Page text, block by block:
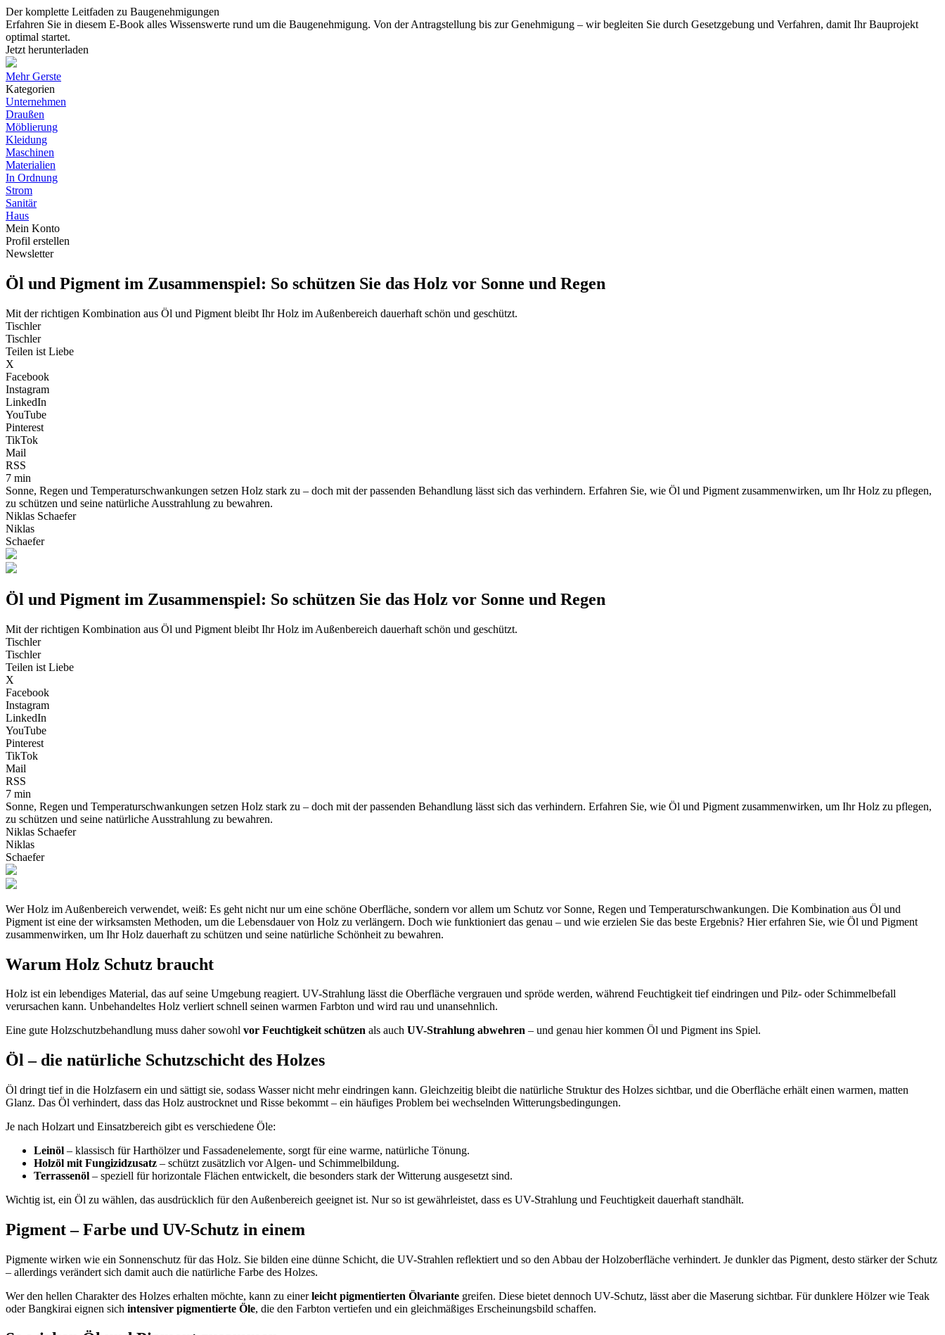
Der komplette Leitfaden zu Baugenehmigungen
Erfahren Sie in diesem E-Book alles Wissenswerte rund um die Baugenehmigung. Von der Antragstellung bis zur Genehmigung – wir begleiten Sie durch Gesetzgebung und Verfahren, damit Ihr Bauprojekt
optimal startet.
Jetzt herunterladen
Mehr Gerste
Kategorien
Unternehmen
Draußen
Möblierung
Kleidung
Maschinen
Materialien
In Ordnung
Strom
Sanitär
Haus
Mein Konto
Profil erstellen
Newsletter
Öl und Pigment im Zusammenspiel: So schützen Sie das Holz vor Sonne und Regen
Mit der richtigen Kombination aus Öl und Pigment bleibt Ihr Holz im Außenbereich dauerhaft schön und geschützt.
Tischler
Tischler
Teilen ist Liebe
X
Facebook
Instagram
LinkedIn
YouTube
Pinterest
TikTok
Mail
RSS
7 min
Sonne, Regen und Temperaturschwankungen setzen Holz stark zu – doch mit der passenden Behandlung lässt sich das verhindern. Erfahren Sie, wie Öl und Pigment zusammenwirken, um Ihr Holz zu pflegen,
zu schützen und seine natürliche Ausstrahlung zu bewahren.
Niklas Schaefer
Niklas
Schaefer
Öl und Pigment im Zusammenspiel: So schützen Sie das Holz vor Sonne und Regen
Mit der richtigen Kombination aus Öl und Pigment bleibt Ihr Holz im Außenbereich dauerhaft schön und geschützt.
Tischler
Tischler
Teilen ist Liebe
X
Facebook
Instagram
LinkedIn
YouTube
Pinterest
TikTok
Mail
RSS
7 min
Sonne, Regen und Temperaturschwankungen setzen Holz stark zu – doch mit der passenden Behandlung lässt sich das verhindern. Erfahren Sie, wie Öl und Pigment zusammenwirken, um Ihr Holz zu pflegen,
zu schützen und seine natürliche Ausstrahlung zu bewahren.
Niklas Schaefer
Niklas
Schaefer
Wer Holz im Außenbereich verwendet, weiß: Es geht nicht nur um eine schöne Oberfläche, sondern vor allem um Schutz vor Sonne, Regen und Temperaturschwankungen. Die Kombination aus Öl und
Pigment ist eine der wirksamsten Methoden, um die Lebensdauer von Holz zu verlängern. Doch wie funktioniert das genau – und wie erzielen Sie das beste Ergebnis? Hier erfahren Sie, wie Öl und Pigment
zusammenwirken, um Ihr Holz dauerhaft zu schützen und seine natürliche Schönheit zu bewahren.
Warum Holz Schutz braucht
Holz ist ein lebendiges Material, das auf seine Umgebung reagiert. UV-Strahlung lässt die Oberfläche vergrauen und spröde werden, während Feuchtigkeit tief eindringen und Pilz- oder Schimmelbefall
verursachen kann. Unbehandeltes Holz verliert schnell seinen warmen Farbton und wird rau und unansehnlich.
Eine gute Holzschutzbehandlung muss daher sowohl vor Feuchtigkeit schützen als auch UV-Strahlung abwehren – und genau hier kommen Öl und Pigment ins Spiel.
Öl – die natürliche Schutzschicht des Holzes
Öl dringt tief in die Holzfasern ein und sättigt sie, sodass Wasser nicht mehr eindringen kann. Gleichzeitig bleibt die natürliche Struktur des Holzes sichtbar, und die Oberfläche erhält einen warmen, matten
Glanz. Das Öl verhindert, dass das Holz austrocknet und Risse bekommt – ein häufiges Problem bei wechselnden Witterungsbedingungen.
Je nach Holzart und Einsatzbereich gibt es verschiedene Öle:
Leinöl – klassisch für Harthölzer und Fassadenelemente, sorgt für eine warme, natürliche Tönung.
Holzöl mit Fungizidzusatz – schützt zusätzlich vor Algen- und Schimmelbildung.
Terrassenöl – speziell für horizontale Flächen entwickelt, die besonders stark der Witterung ausgesetzt sind.
Wichtig ist, ein Öl zu wählen, das ausdrücklich für den Außenbereich geeignet ist. Nur so ist gewährleistet, dass es UV-Strahlung und Feuchtigkeit dauerhaft standhält.
Pigment – Farbe und UV-Schutz in einem
Pigmente wirken wie ein Sonnenschutz für das Holz. Sie bilden eine dünne Schicht, die UV-Strahlen reflektiert und so den Abbau der Holzoberfläche verhindert. Je dunkler das Pigment, desto stärker der Schutz
– allerdings verändert sich damit auch die natürliche Farbe des Holzes.
Wer den hellen Charakter des Holzes erhalten möchte, kann zu einerleicht pigmentierten Ölvariante greifen. Diese bietet dennoch UV-Schutz, lässt aber die Maserung sichtbar. Für dunklere Hölzer wie Teak
oder Bangkirai eignen sich intensiver pigmentierte Öle, die den Farbton vertiefen und ein gleichmäßiges Erscheinungsbild schaffen.